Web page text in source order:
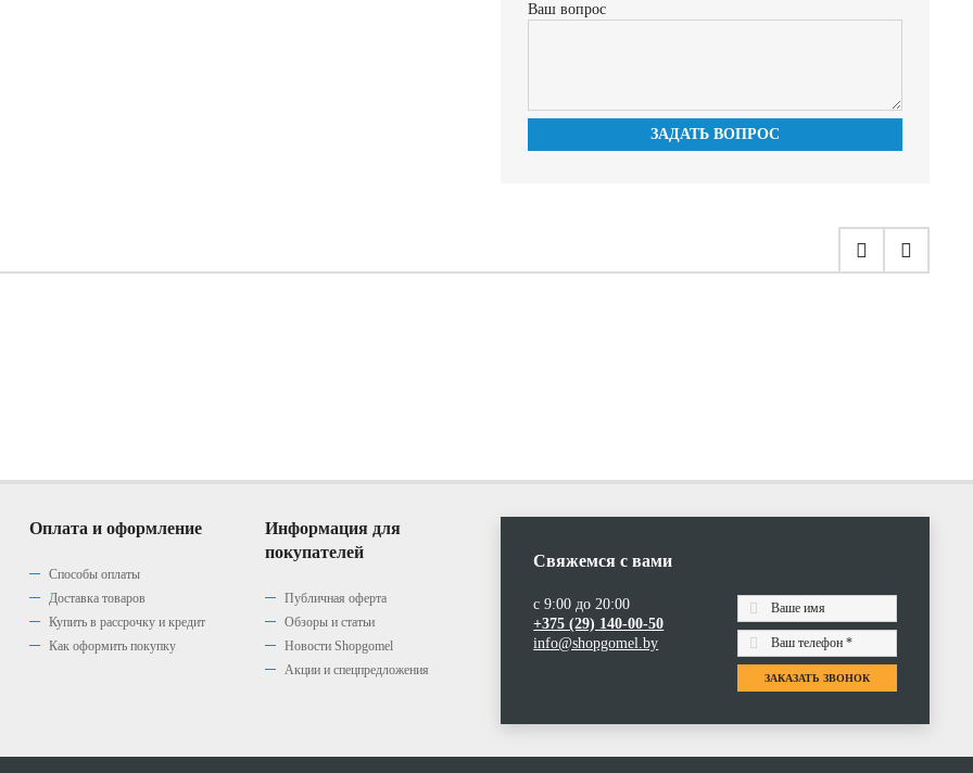
Ваш вопрос
ЗАДАТЬ ВОПРОС
Оплата и оформление
Способы оплаты
Доставка товаров
Купить в рассрочку и кредит
Как оформить покупку
Информация для
покупателей
Публичная оферта
Обзоры и статьи
Новости Shopgomel
Акции и спецпредложения
Свяжемся с вами
с 9:00 до 20:00
+375 (29) 140-00-50
info@shopgomel.by
ЗАКАЗАТЬ ЗВОНОК